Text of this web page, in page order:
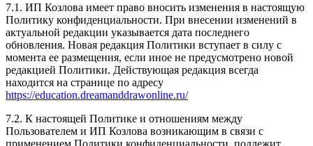
7.1. ИП Козлова имеет право вносить изменения в настоящую
Политику конфиденциальности. При внесении изменений в
актуальной редакции указывается дата последнего
обновления. Новая редакция Политики вступает в силу с
момента ее размещения, если иное не предусмотрено новой
редакцией Политики. Действующая редакция всегда
находится на странице по адресу
https://education.dreamanddrawonline.ru/
7.2. К настоящей Политике и отношениям между
Пользователем и ИП Козлова возникающим в связи с
применением Политики конфиденциальности, подлежит